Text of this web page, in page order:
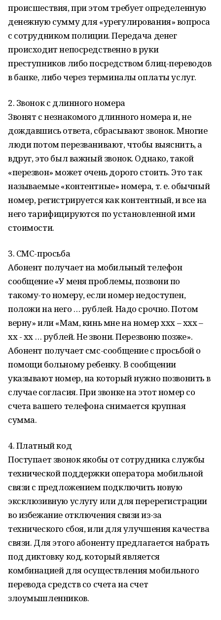
происшествия, при этом требует определенную
денежную сумму для «урегулирования» вопроса
с сотрудником полиции. Передача денег
происходит непосредственно в руки
преступников либо посредством блиц-переводов
в банке, либо через терминалы оплаты услуг.
2. Звонок с длинного номера
Звонят с незнакомого длинного номера и, не
дождавшись ответа, сбрасывают звонок. Многие
люди потом перезванивают, чтобы выяснить, а
вдруг, это был важный звонок. Однако, такой
«перезвон» может очень дорого стоить. Это так
называемые «контентные» номера, т. е. обычный
номер, регистрируется как контентный, и все на
него тарифицируются по установленной ими
стоимости.
3. СМС-просьба
Абонент получает на мобильный телефон
сообщение «У меня проблемы, позвони по
такому-то номеру, если номер недоступен,
положи на него … рублей. Надо срочно. Потом
верну» или «Мам, кинь мне на номер ххх – ххх –
хх - хх … рублей. Не звони. Перезвоню позже».
Абонент получает смс-сообщение с просьбой о
помощи больному ребенку. В сообщении
указывают номер, на который нужно позвонить в
случае согласия. При звонке на этот номер со
счета вашего телефона снимается крупная
сумма.
4. Платный код
Поступает звонок якобы от сотрудника службы
технической поддержки оператора мобильной
связи с предложением подключить новую
эксклюзивную услугу или для перерегистрации
во избежание отключения связи из-за
технического сбоя, или для улучшения качества
связи. Для этого абоненту предлагается набрать
под диктовку код, который является
комбинацией для осуществления мобильного
перевода средств со счета на счет
злоумышленников.